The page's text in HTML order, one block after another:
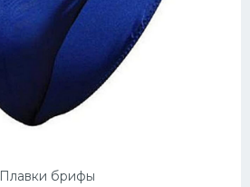
Плавки брифы